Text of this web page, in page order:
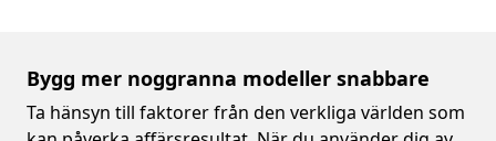
Bygg mer noggranna modeller snabbare
Ta hänsyn till faktorer från den verkliga världen som